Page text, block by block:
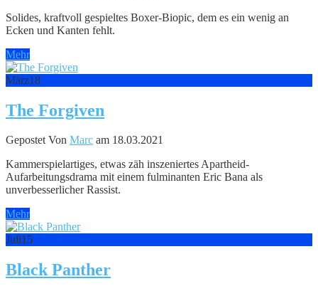
Solides, kraftvoll gespieltes Boxer-Biopic, dem es ein wenig an
Ecken und Kanten fehlt.
Mehr
März18
The Forgiven
Gepostet Von Marc am 18.03.2021
Kammerspielartiges, etwas zäh inszeniertes Apartheid-
Aufarbeitungsdrama mit einem fulminanten Eric Bana als
unverbesserlicher Rassist.
Mehr
Juli15
Black Panther